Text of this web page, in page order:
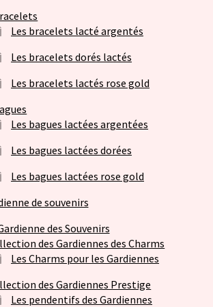
Les bracelets lacté argentés
Les bracelets dorés lactés
Les bracelets lactés rose gold
Les bagues lactées argentées
Les bagues lactées dorées
Les bagues lactées rose gold
de souvenirs
des Souvenirs
des Gardiennes des Charms
Les Charms pour les Gardiennes
des Gardiennes Prestige
Les pendentifs des Gardiennes